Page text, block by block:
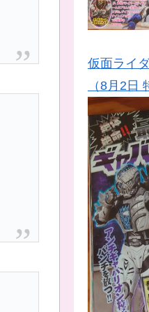
仮面ライ
（8月2日